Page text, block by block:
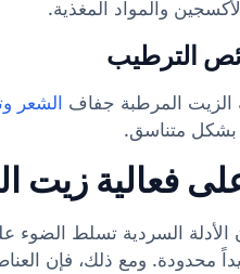
والمواد المغذية.
الترطيب
الزيت المرطبة جفاف الشعر
بشكل متناسق.
فعالية زيت
السردية تسلط الضوء